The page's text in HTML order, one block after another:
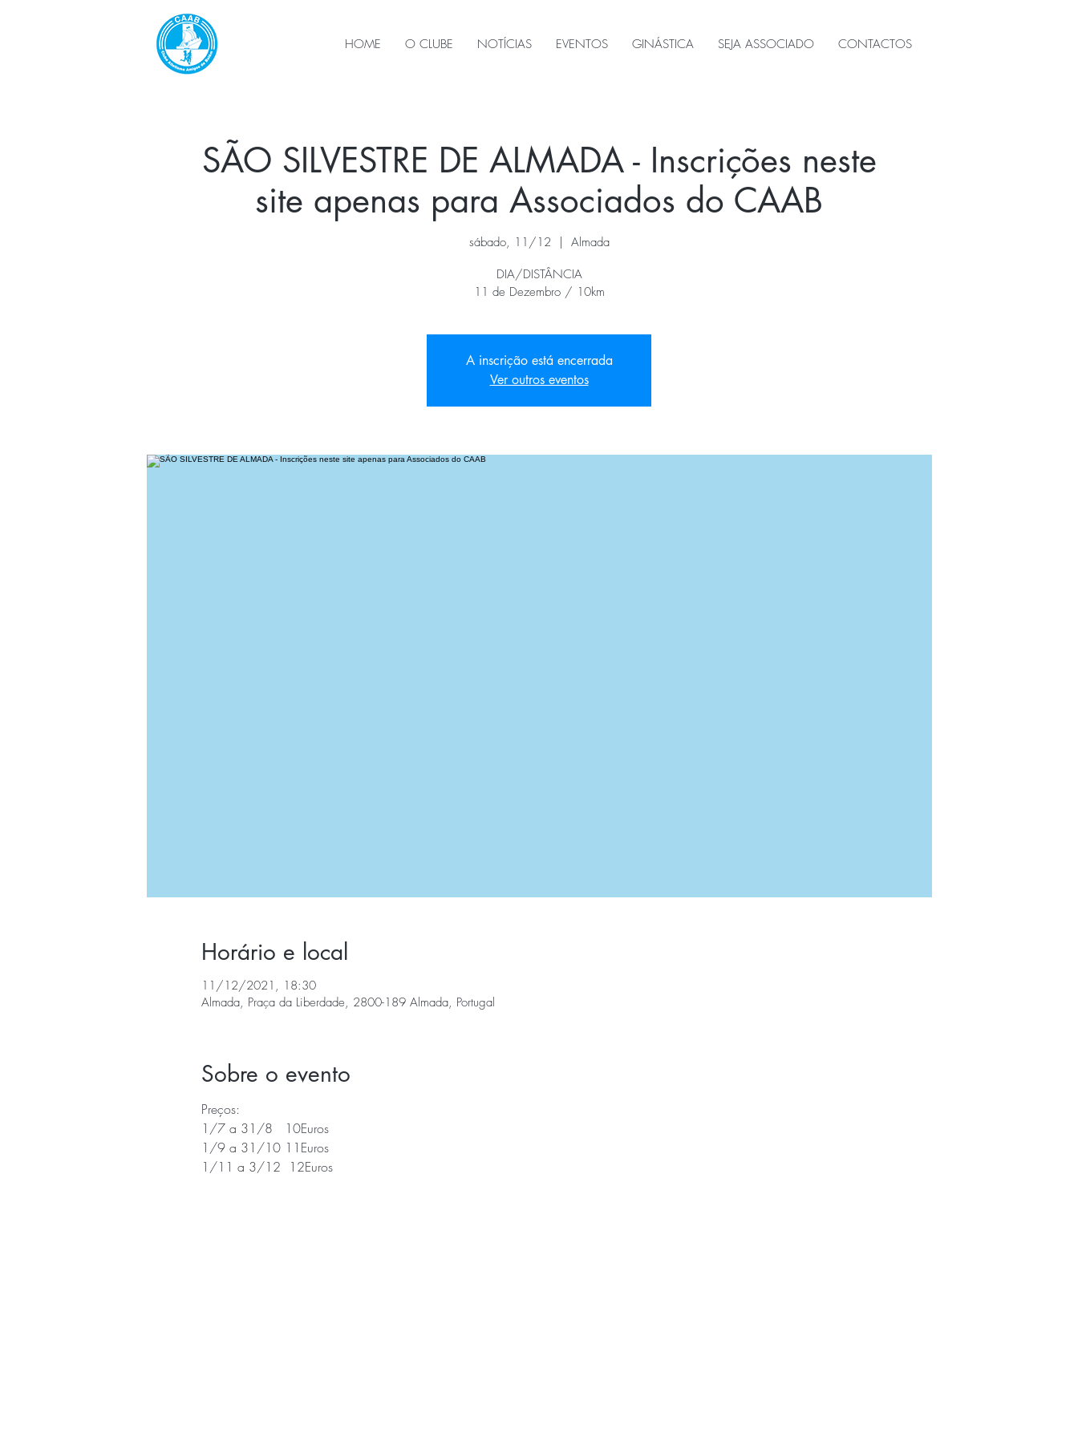
HOME O CLUBE NOTÍCIAS EVENTOS GINÁSTICA SEJA ASSOCIADO CONTACTOS
SÃO SILVESTRE DE ALMADA - Inscrições neste
site apenas para Associados do CAAB
sábado, 11/12
  |
Almada
DIA/DISTÂNCIA
11 de Dezembro / 10km
A inscrição está encerrada
Ver outros eventos
Horário e local
11/12/2021, 18:30
Almada, Praça da Liberdade, 2800-189 Almada, Portugal
Sobre o evento
Preços:
1/7 a 31/8   10Euros
1/9 a 31/10 11Euros
1/11 a 3/12  12Euros